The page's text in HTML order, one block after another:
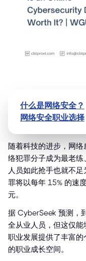
什么是网络安全？
网络安全职业选择
随着科技的进步，网
络犯罪分子成为最老
人员如此抢手也就不
罪将以每年 15% 的速
元。
据 CyberSeek 预测，
全从业人员，但这仅
职业发展提供了丰富
的职业成长空间。